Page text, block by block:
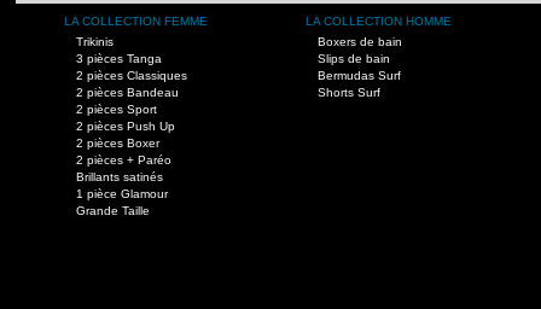
LA COLLECTION FEMME
Trikinis
3 pièces Tanga
2 pièces Classiques
2 pièces Bandeau
2 pièces Sport
2 pièces Push Up
2 pièces Boxer
2 pièces + Paréo
Brillants satinés
1 pièce Glamour
Grande Taille
LA COLLECTION HOMME
Boxers de bain
Slips de bain
Bermudas Surf
Shorts Surf